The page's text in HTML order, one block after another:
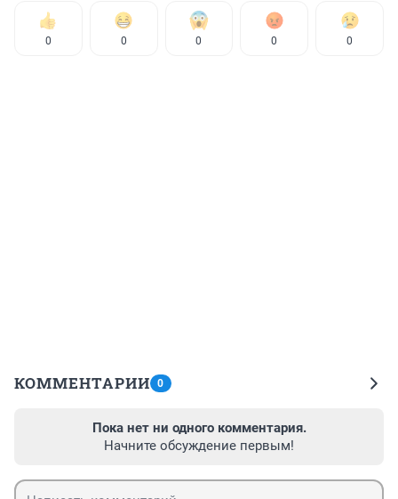
0 0 0 0 0
КОММЕНТАРИИ 0
Пока нет ни одного комментария.
Начните обсуждение первым!